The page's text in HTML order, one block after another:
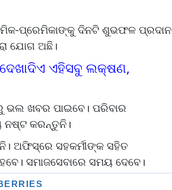
ପ୍ରେମିକାଙ୍କୁ ଦିନଟି ଶୁଭଫଳ ପ୍ରଦାନ
ଯୋଗ ଅଛି।
ଦେଖାଦିଏ ଏହିସବୁ ଲକ୍ଷଣ,
ଭଲ ଖବର ପାଇବେ। ପରିବାର
ନଷ୍ଟ କରନ୍ତୁନି।
ଅଫିସ୍‌ରେ ସହକର୍ମୀଙ୍କ ସହିତ
ସମାଜସେବାରେ ସମୟ ଦେବେ।